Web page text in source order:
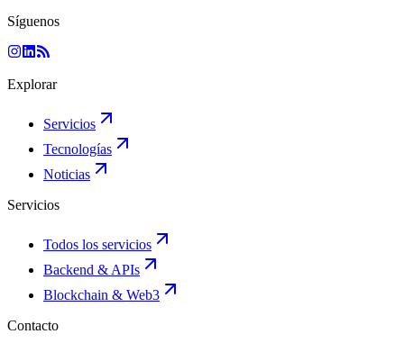
Síguenos
Explorar
Servicios
Tecnologías
Noticias
Servicios
Todos los servicios
Backend & APIs
Blockchain & Web3
Contacto